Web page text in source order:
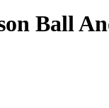
Ball